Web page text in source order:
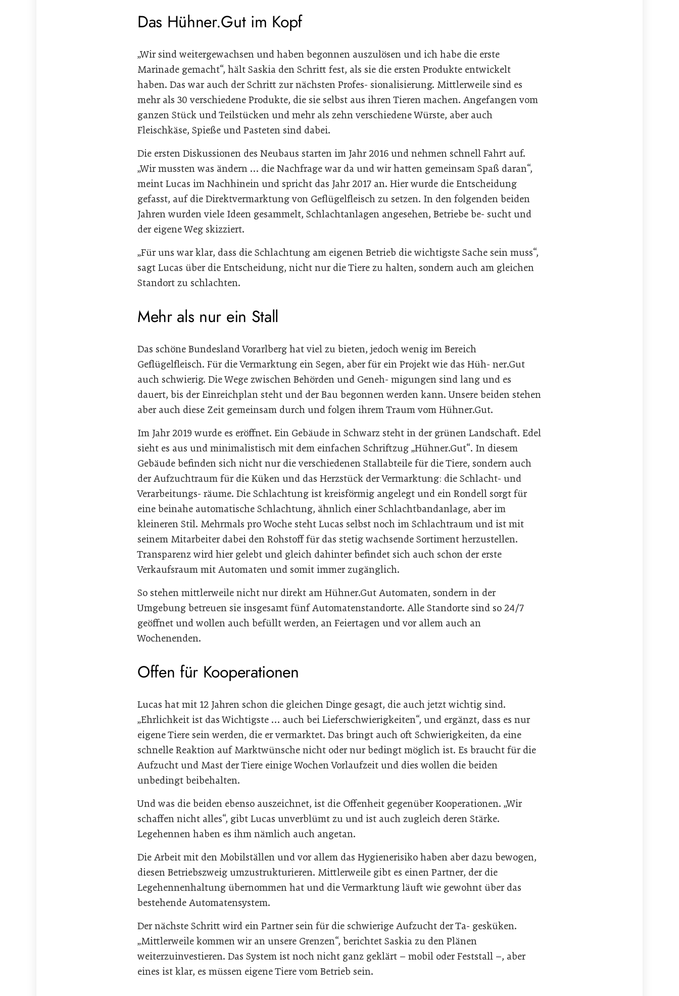
Das Hühner.Gut im Kopf
„Wir sind weitergewachsen und haben begonnen auszulösen und ich habe die erste
Marinade gemacht“, hält Saskia den Schritt fest, als sie die ersten Produkte entwickelt
haben. Das war auch der Schritt zur nächsten Profes- sionalisierung. Mittlerweile sind es
mehr als 30 verschiedene Produkte, die sie selbst aus ihren Tieren machen. Angefangen vom
ganzen Stück und Teilstücken und mehr als zehn verschiedene Würste, aber auch
Fleischkäse, Spieße und Pasteten sind dabei.
Die ersten Diskussionen des Neubaus starten im Jahr 2016 und nehmen schnell Fahrt auf.
„Wir mussten was ändern … die Nachfrage war da und wir hatten gemeinsam Spaß daran“,
meint Lucas im Nachhinein und spricht das Jahr 2017 an. Hier wurde die Entscheidung
gefasst, auf die Direktvermarktung von Geflügelfleisch zu setzen. In den folgenden beiden
Jahren wurden viele Ideen gesammelt, Schlachtanlagen angesehen, Betriebe be- sucht und
der eigene Weg skizziert.
„Für uns war klar, dass die Schlachtung am eigenen Betrieb die wichtigste Sache sein muss“,
sagt Lucas über die Entscheidung, nicht nur die Tiere zu halten, sondern auch am gleichen
Standort zu schlachten.
Mehr als nur ein Stall
Das schöne Bundesland Vorarlberg hat viel zu bieten, jedoch wenig im Bereich
Geflügelfleisch. Für die Vermarktung ein Segen, aber für ein Projekt wie das Hüh- ner.Gut
auch schwierig. Die Wege zwischen Behörden und Geneh- migungen sind lang und es
dauert, bis der Einreichplan steht und der Bau begonnen werden kann. Unsere beiden stehen
aber auch diese Zeit gemeinsam durch und folgen ihrem Traum vom Hühner.Gut.
Im Jahr 2019 wurde es eröffnet. Ein Gebäude in Schwarz steht in der grünen Landschaft. Edel
sieht es aus und minimalistisch mit dem einfachen Schriftzug „Hühner.Gut“. In diesem
Gebäude befinden sich nicht nur die verschiedenen Stallabteile für die Tiere, sondern auch
der Aufzuchtraum für die Küken und das Herzstück der Vermarktung: die Schlacht- und
Verarbeitungs- räume. Die Schlachtung ist kreisförmig angelegt und ein Rondell sorgt für
eine beinahe automatische Schlachtung, ähnlich einer Schlachtbandanlage, aber im
kleineren Stil. Mehrmals pro Woche steht Lucas selbst noch im Schlachtraum und ist mit
seinem Mitarbeiter dabei den Rohstoff für das stetig wachsende Sortiment herzustellen.
Transparenz wird hier gelebt und gleich dahinter befindet sich auch schon der erste
Verkaufsraum mit Automaten und somit immer zugänglich.
So stehen mittlerweile nicht nur direkt am Hühner.Gut Automaten, sondern in der
Umgebung betreuen sie insgesamt fünf Automatenstandorte. Alle Standorte sind so 24/7
geöffnet und wollen auch befüllt werden, an Feiertagen und vor allem auch an
Wochenenden.
Offen für Kooperationen
Lucas hat mit 12 Jahren schon die gleichen Dinge gesagt, die auch jetzt wichtig sind.
„Ehrlichkeit ist das Wichtigste … auch bei Lieferschwierigkeiten“, und ergänzt, dass es nur
eigene Tiere sein werden, die er vermarktet. Das bringt auch oft Schwierigkeiten, da eine
schnelle Reaktion auf Marktwünsche nicht oder nur bedingt möglich ist. Es braucht für die
Aufzucht und Mast der Tiere einige Wochen Vorlaufzeit und dies wollen die beiden
unbedingt beibehalten.
Und was die beiden ebenso auszeichnet, ist die Offenheit gegenüber Kooperationen. „Wir
schaffen nicht alles“, gibt Lucas unverblümt zu und ist auch zugleich deren Stärke.
Legehennen haben es ihm nämlich auch angetan.
Die Arbeit mit den Mobilställen und vor allem das Hygienerisiko haben aber dazu bewogen,
diesen Betriebszweig umzustrukturieren. Mittlerweile gibt es einen Partner, der die
Legehennenhaltung übernommen hat und die Vermarktung läuft wie gewohnt über das
bestehende Automatensystem.
Der nächste Schritt wird ein Partner sein für die schwierige Aufzucht der Ta- gesküken.
„Mittlerweile kommen wir an unsere Grenzen“, berichtet Saskia zu den Plänen
weiterzuinvestieren. Das System ist noch nicht ganz geklärt – mobil oder Feststall –, aber
eines ist klar, es müssen eigene Tiere vom Betrieb sein.